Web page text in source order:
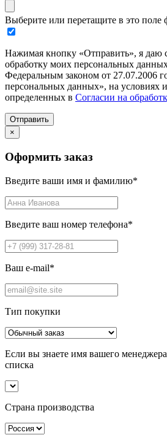
Выберите или перетащите в это поле
Нажимая кнопку «Отправить», я даю
обработку моих персональных
Федеральным законом от 27.07.2006
персональных данных», на условиях
определенных в Согласии на
Отправить
×
Оформить заказ
Введите ваши имя и фамилию*
Введите ваш номер телефона*
Ваш e-mail*
Тип покупки
Если вы знаете имя вашего
списка
Страна производства